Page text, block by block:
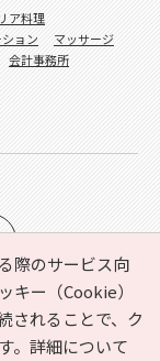
際のサービス向
キー（Cookie）
されることで、ク
。詳細について
ヘルプ
運営会社
ア料理
ョン
マッサージ
会計事務所